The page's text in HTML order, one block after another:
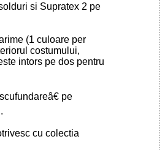
si Supratex 2 pe
(1 culoare per
costumului,
intors pe dos pentru
pe
cu colectia